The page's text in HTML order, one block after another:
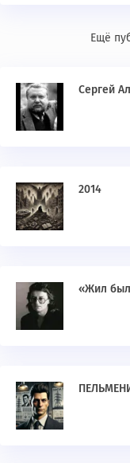
Ещё
Сергей
2014
«Жил